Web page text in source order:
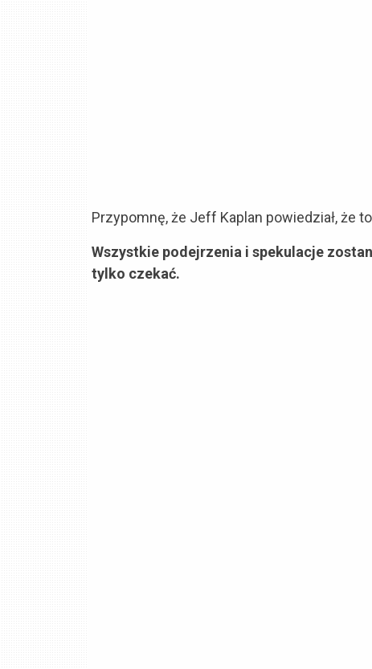
Przypomnę, że Jeff Kaplan powiedział, że
Wszystkie podejrzenia i spekulacje
tylko czekać.